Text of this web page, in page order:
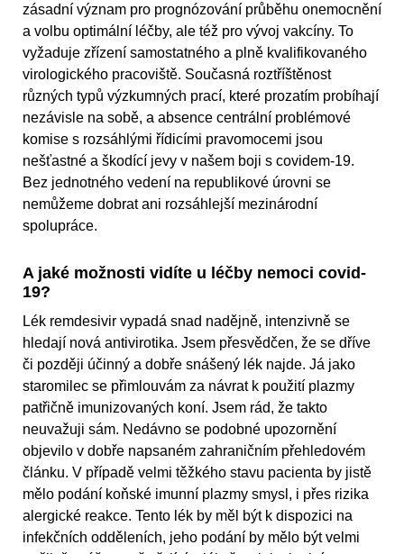
zásadní význam pro prognózování průběhu onemocnění
a volbu optimální léčby, ale též pro vývoj vakcíny. To
vyžaduje zřízení samostatného a plně kvalifikovaného
virologického pracoviště. Současná roztříštěnost
různých typů výzkumných prací, které prozatím probíhají
nezávisle na sobě, a absence centrální problémové
komise s rozsáhlými řídicími pravomocemi jsou
nešťastné a škodící jevy v našem boji s covidem-19.
Bez jednotného vedení na republikové úrovni se
nemůžeme dobrat ani rozsáhlejší mezinárodní
spolupráce.
A jaké možnosti vidíte u léčby nemoci covid-
19?
Lék remdesivir vypadá snad nadějně, intenzivně se
hledají nová antivirotika. Jsem přesvědčen, že se dříve
či později účinný a dobře snášený lék najde. Já jako
staromilec se přimlouvám za návrat k použití plazmy
patřičně imunizovaných koní. Jsem rád, že takto
neuvažuji sám. Nedávno se podobné upozornění
objevilo v dobře napsaném zahraničním přehledovém
článku. V případě velmi těžkého stavu pacienta by jistě
mělo podání koňské imunní plazmy smysl, i přes rizika
alergické reakce. Tento lék by měl být k dispozici na
infekčních odděleních, jeho podání by mělo být velmi